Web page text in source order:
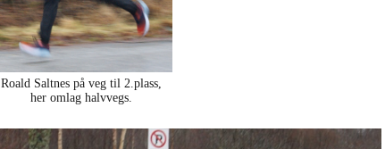
Roald Saltnes på veg til 2.plass,
her omlag halvvegs.